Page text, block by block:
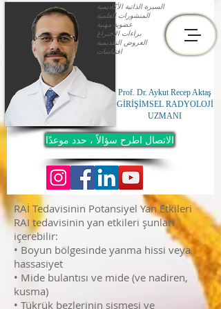
Prof. Dr. Aykut Recep Aktaş
GİRİŞİMSEL RADYOLOJİ
UZMANI
الاتصال اطرح سؤالاً ، حدد موعدًا
السيرة الذاتية الأكاديمية
المنشورات العلمية
عضوية مهنية
براءات الاختراع
العروض التقديمية
اقتباسات
RAİ Tedavisinin Potansiyel Yan Etkileri
RAI tedavisinin yan etkileri şunları
içerebilir:
• Boyun bölgesinde yanma hissi veya
hassasiyet
• Mide bulantısı ve mide (ve nadiren,
kusma)
• Tükrük bezlerinin şişmesi ve